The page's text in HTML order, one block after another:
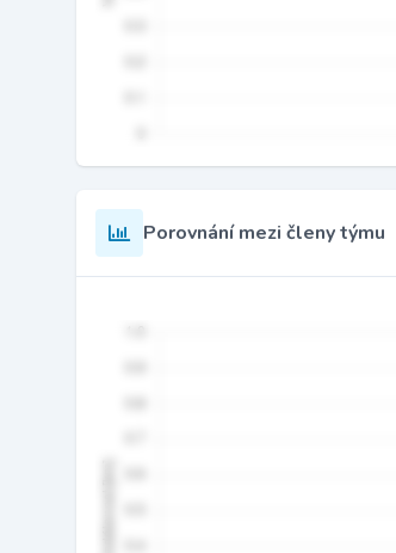
Porovnání mezi členy týmu